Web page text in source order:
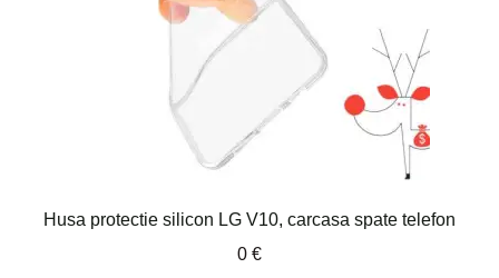
Husa protectie silicon LG V10, carcasa spate telefon
0 €